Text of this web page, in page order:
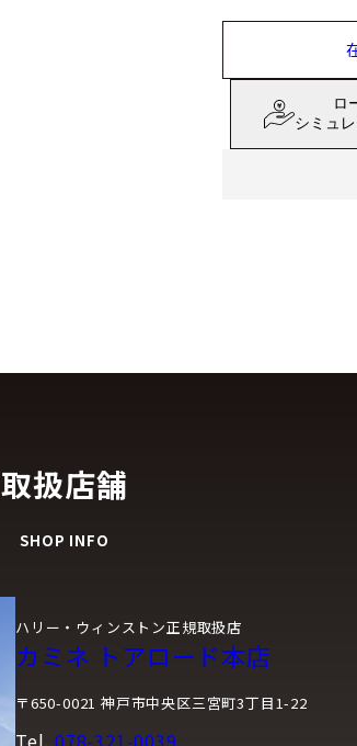
ロ
シミュ
取扱店舗
SHOP INFO
ハリー・ウィンストン正規取扱店
カミネ トアロード本店
〒650-0021 神戸市中央区三宮町3丁目1-22
Tel. 078-321-0039